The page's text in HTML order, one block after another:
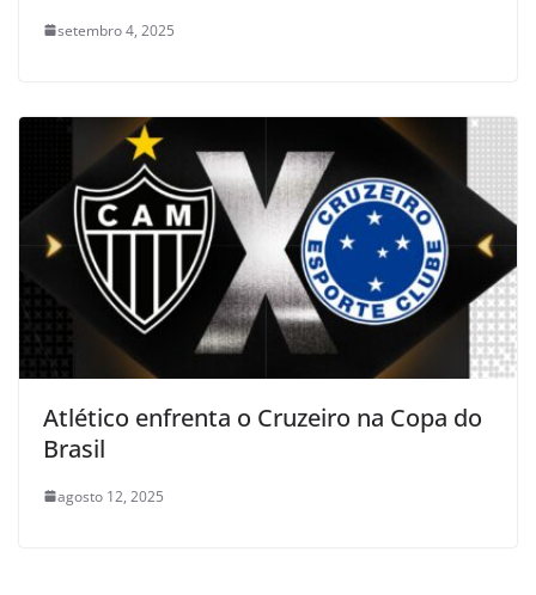
setembro 4, 2025
Atlético enfrenta o Cruzeiro na Copa do
Brasil
agosto 12, 2025